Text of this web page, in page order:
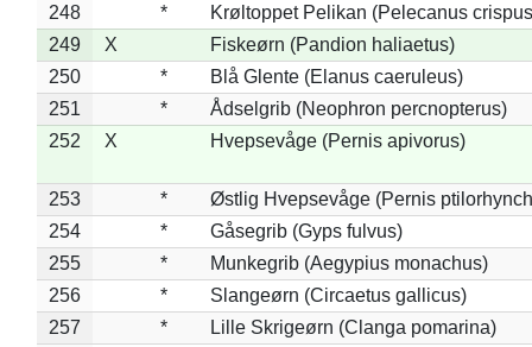
248
*
Krøltoppet Pelikan (Pelecanus
249
X
Fiskeørn (Pandion haliaetus)
250
*
Blå Glente (Elanus caeruleus)
251
*
Ådselgrib (Neophron percnopterus)
252
X Hvepsevåge (Pernis apivorus)
253 *
Østlig Hvepsevåge (Pernis
254
*
Gåsegrib (Gyps fulvus)
255
*
Munkegrib (Aegypius monachus)
256
*
Slangeørn (Circaetus gallicus)
257
*
Lille Skrigeørn (Clanga pomarina)